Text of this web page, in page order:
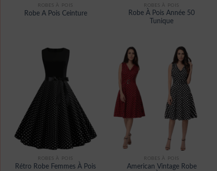
ROBES À POIS
Robe A Pois Ceinture
ROBES À POIS
Robe À Pois Année 50
Tunique
ROBES À POIS
Rétro Robe Femmes À Pois
ROBES À POIS
American Vintage Robe